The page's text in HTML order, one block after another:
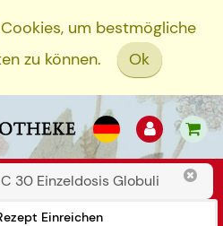
um bestmögliche
zu können.
Ok
Einreichen